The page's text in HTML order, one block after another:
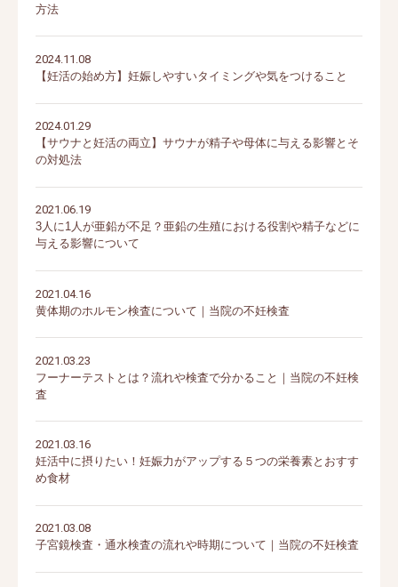
方法
2024.11.08
【妊活の始め方】妊娠しやすいタイミングや気をつけること
2024.01.29
【サウナと妊活の両立】サウナが精子や母体に与える影響とそ
の対処法
2021.06.19
3人に1人が亜鉛が不足？亜鉛の生殖における役割や精子などに
与える影響について
2021.04.16
黄体期のホルモン検査について｜当院の不妊検査
2021.03.23
フーナーテストとは？流れや検査で分かること｜当院の不妊検
査
2021.03.16
妊活中に摂りたい！妊娠力がアップする５つの栄養素とおすす
め食材
2021.03.08
子宮鏡検査・通水検査の流れや時期について｜当院の不妊検査